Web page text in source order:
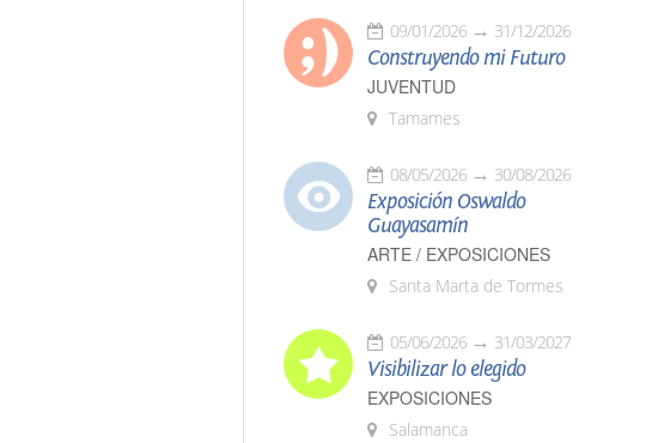
09/01/2026 31/12/2026
Construyendo mi Futuro
JUVENTUD
Tamames
08/05/2026 30/08/2026
Exposición Oswaldo
Guayasamín
ARTE / EXPOSICIONES
Santa Marta de Tormes
05/06/2026 31/03/2027
Visibilizar lo elegido
EXPOSICIONES
Salamanca